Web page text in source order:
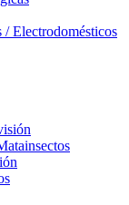
Electrodomésticos